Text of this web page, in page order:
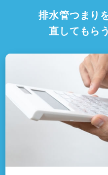
排水管つまり
直してもら